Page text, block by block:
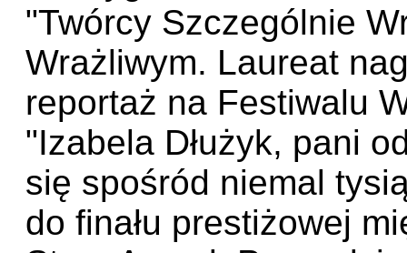
"Twórcy Szczególnie
Wrażliwym. Laureat
reportaż na Festiwalu
"Izabela Dłużyk, pani
się spośród niemal
do finału prestiżowej